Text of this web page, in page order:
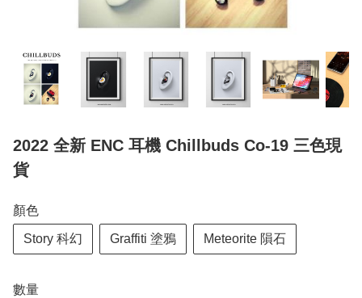
2022 全新 ENC 耳機 Chillbuds Co-19 三色現
貨
顏色
Story 科幻 Graffiti 塗鴉 Meteorite 隕石
數量